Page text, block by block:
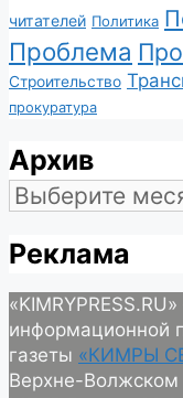
читателей Политика
Проблема
Строительство
прокуратура
Архив
Архив
Реклама
информационной
газеты «КИМРЫ
Верхне-